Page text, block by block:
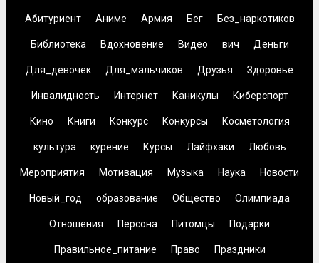
Абитуриент Аниме Армия Бег Без_наркотиков
Библиотека Вдохновение Видео вич Деньги
Для_девочек Для_мальчиков Друзья Здоровье
Инвалидность Интернет Каникулы Киберспорт
Кино Книги Конкурс Конкурсы Косметология
культура курение Курсы Лайфхаки Любовь
Мероприятия Мотивация Музыка Наука Новости
Новый_год образование Общество Олимпиада
Отношения Персона Питомцы Подарки
Правильное_питание Право Праздники